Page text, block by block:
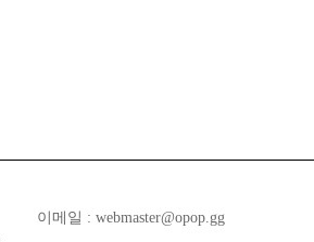
이메일 : webmaster@opop.gg